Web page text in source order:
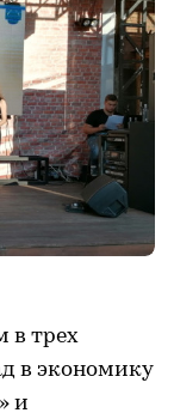
в трех
в экономику
и